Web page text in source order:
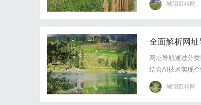
城阳百科网
全面解析网
网址导航通过分
结合AI技术实现个
城阳百科网